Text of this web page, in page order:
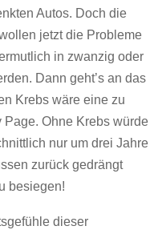
Autos. Doch die
jetzt die Probleme
in zwanzig oder
Dann geht’s an das
Krebs wäre eine zu
Ohne Krebs würde
nur um drei Jahre
zurück gedrängt
besiegen!
dieser